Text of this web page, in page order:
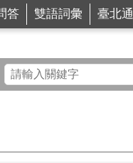
答 雙語詞彙 臺北通